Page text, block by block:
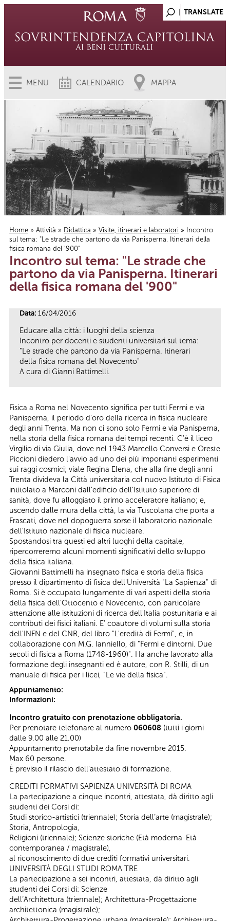
MENU CALENDARIO MAPPA
Tu sei qui
Home » Attività » Didattica » Visite, itinerari e laboratori » Incontro
sul tema: "Le strade che partono da via Panisperna. Itinerari della
fisica romana del '900"
Incontro sul tema: "Le strade che
partono da via Panisperna. Itinerari
della fisica romana del '900"
Data: 16/04/2016
Educare alla città: i luoghi della scienza
Incontro per docenti e studenti universitari sul tema:
"Le strade che partono da via Panisperna. Itinerari
della fisica romana del Novecento"
A cura di Gianni Battimelli.
Fisica a Roma nel Novecento significa per tutti Fermi e via
Panisperna, il periodo d'oro della ricerca in fisica nucleare
degli anni Trenta. Ma non ci sono solo Fermi e via Panisperna,
nella storia della fisica romana dei tempi recenti. C'è il liceo
Virgilio di via Giulia, dove nel 1943 Marcello Conversi e Oreste
Piccioni diedero l'avvio ad uno dei più importanti esperimenti
sui raggi cosmici; viale Regina Elena, che alla fine degli anni
Trenta divideva la Città universitaria col nuovo Istituto di Fisica
intitolato a Marconi dall'edificio dell'Istituto superiore di
sanità, dove fu alloggiato il primo acceleratore italiano; e,
uscendo dalle mura della città, la via Tuscolana che porta a
Frascati, dove nel dopoguerra sorse il laboratorio nazionale
dell'Istituto nazionale di fisica nucleare.
Spostandosi tra questi ed altri luoghi della capitale,
ripercorreremo alcuni momenti significativi dello sviluppo
della fisica italiana.
Giovanni Battimelli ha insegnato fisica e storia della fisica
presso il dipartimento di fisica dell'Università "La Sapienza" di
Roma. Si è occupato lungamente di vari aspetti della storia
della fisica dell'Ottocento e Novecento, con particolare
attenzione alle istituzioni di ricerca dell'Italia postunitaria e ai
contributi dei fisici italiani. E' coautore di volumi sulla storia
dell'INFN e del CNR, del libro "L'eredità di Fermi", e, in
collaborazione con M.G. Ianniello, di "Fermi e dintorni. Due
secoli di fisica a Roma (1748-1960)". Ha anche lavorato alla
formazione degli insegnanti ed è autore, con R. Stilli, di un
manuale di fisica per i licei, "Le vie della fisica".
Appuntamento:
Informazioni:
Incontro gratuito con prenotazione obbligatoria.
Per prenotare telefonare al numero 060608 (tutti i giorni
dalle 9.00 alle 21.00)
Appuntamento prenotabile da fine novembre 2015.
Max 60 persone.
È previsto il rilascio dell’attestato di formazione.
CREDITI FORMATIVI SAPIENZA UNIVERSITÀ DI ROMA
La partecipazione a cinque incontri, attestata, dà diritto agli
studenti dei Corsi di:
Studi storico-artistici (triennale); Storia dell’arte (magistrale);
Storia, Antropologia,
Religioni (triennale); Scienze storiche (Età moderna-Età
contemporanea / magistrale),
al riconoscimento di due crediti formativi universitari.
UNIVERSITÀ DEGLI STUDI ROMA TRE
La partecipazione a sei incontri, attestata, dà diritto agli
studenti dei Corsi di: Scienze
dell’Architettura (triennale); Architettura-Progettazione
architettonica (magistrale);